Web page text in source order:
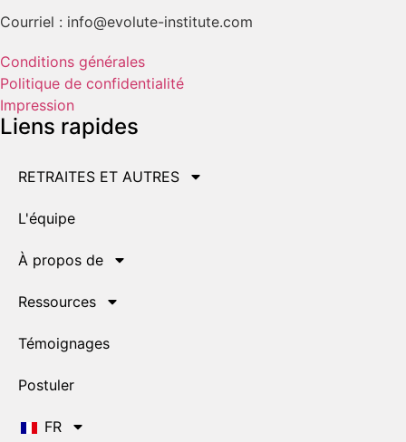
Courriel : info@evolute-institute.com
Conditions générales
Politique de confidentialité
Impression
Liens rapides
RETRAITES ET AUTRES
L'équipe
À propos de
Ressources
Témoignages
Postuler
FR